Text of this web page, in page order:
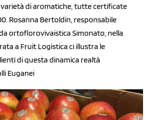
di aromatiche, tutte certificate
Rosanna Bertoldin, responsabile
ortoflorovivaistica Simonato, nella
a Fruit Logistica ci illustra le
di questa dinamica realtà
Euganei